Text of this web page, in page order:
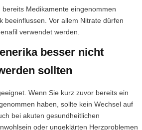
Medikamente eingenommen
beeinflussen. Vor allem Nitrate dürfen
verwendet werden.
besser nicht
sollten
Wenn Sie kurz zuvor bereits ein
haben, sollte kein Wechsel auf
bei akuten gesundheitlichen
oder ungeklärten Herzproblemen